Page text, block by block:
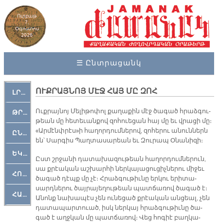
Ուրբաթ
7,
Օգոստոս
2026
☰ Ընտրացանկ
ԼՐԱՀՈՍ
ԹՐՔԱՀԱՅ ԿԵԱՆՔ
ԸՆԿԵՐԱՄՇԱԿՈՒԹԱՅԻՆ
ԵԿԵՂԵՑԱԿԱՆ
ՀՈԳԵՄՏԱՒՈՐ
ՀԱՐԹԱԿ
ՈՒՔՐԱՅՆՈՅ ՄԷՋ ՀԱՅ ՄԸ ԶՈՀ
Ուք­րայ­նոյ Մե­լի­թո­փոլ քա­ղա­քին մէջ ծա­գած հրաձ­գու­
թեան մը հե­տե­ւան­քով զո­հուե­ցան հայ մը եւ վրա­ցի մը։
«Ար­մէնփ­րէս»ի հա­ղոր­դում­նե­րով, զո­հե­րու ա­նուն­ներն
են՝ Սար­գիս Պաղ­տա­սա­րեան եւ Զու­րապ Օ­նա­նի­զի։
Ըստ շրջա­նի դա­տա­խա­զու­թեան հա­ղոր­դում­նե­րուն,
սա քրէա­կան աշ­խար­հի ներ­կա­յա­ցու­ցիչ­նե­րու մի­ջեւ
ծա­գած դէպք մը չէ։ Հրաձ­գու­թիւ­նը եր­կու ե­րի­տա­
սարդ­նե­րու ծայ­րա­յե­ղու­թեան պատ­ճա­ռով ծա­գած է։
Ա­նոնք նա­խա­պէս չեն ու­նե­ցած քրէա­կան ան­ցեալ, չեն
դա­տա­պար­տուած, իսկ ներ­կայ հրաձ­գու­թիւ­նը ծա­
գած է աղջ­կան մը պատ­ճա­ռով։ Վեց հո­գիէ բաղ­կա­